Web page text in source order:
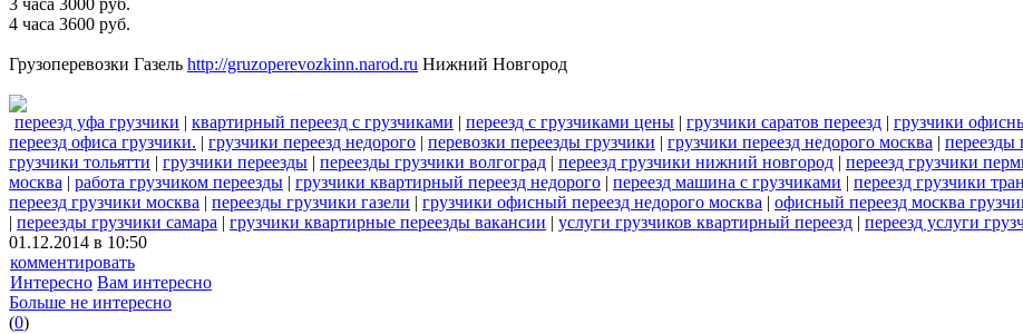
3 часа 3000 руб.
4 часа 3600 руб.
Грузоперевозки Газель http://gruzoperevozkinn.narod.ru Нижний Новгород
переезд уфа грузчики | квартирный переезд с грузчиками | переезд с грузчиками цены | грузчики саратов переезд | грузчики
переезд офиса грузчики. | грузчики переезд недорого | перевозки переезды грузчики | грузчики переезд недорого москва | переезды
грузчики тольятти | грузчики переезды | переезды грузчики волгоград | переезд грузчики нижний новгород | переезд грузчики
москва | работа грузчиком переезды | грузчики квартирный переезд недорого | переезд машина с грузчиками | переезд грузчики
переезд грузчики москва | переезды грузчики газели | грузчики офисный переезд недорого москва | офисный переезд москва
| переезды грузчики самара | грузчики квартирные переезды вакансии | услуги грузчиков квартирный переезд | переезд услуги
01.12.2014 в 10:50
комментировать
Интересно Вам интересно
Больше не интересно
(0)